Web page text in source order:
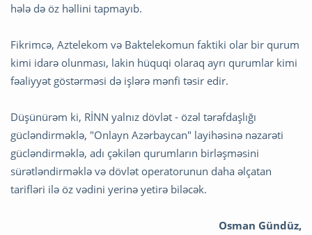
hələ də öz həllini tapmayıb.
Fikrimcə, Aztelekom və Baktelekomun faktiki olar bir qurum
kimi idarə olunması, lakin hüquqi olaraq ayrı qurumlar kimi
fəaliyyət göstərməsi də işlərə mənfi təsir edir.
Düşünürəm ki, RİNN yalnız dövlət - özəl tərəfdaşlığı
gücləndirməklə, "Onlayn Azərbaycan" layihəsinə nəzarəti
gücləndirməklə, adı çəkilən qurumların birləşməsini
sürətləndirməklə və dövlət operatorunun daha əlçatan
tarifləri ilə öz vədini yerinə yetirə biləcək.
Osman Gündüz,